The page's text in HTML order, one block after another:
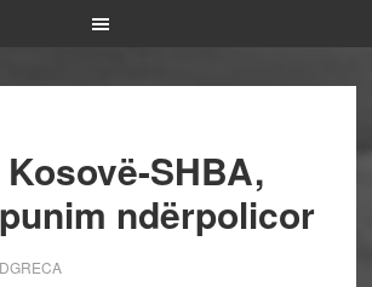
SHBA,
ndërpolicor
DGRECA